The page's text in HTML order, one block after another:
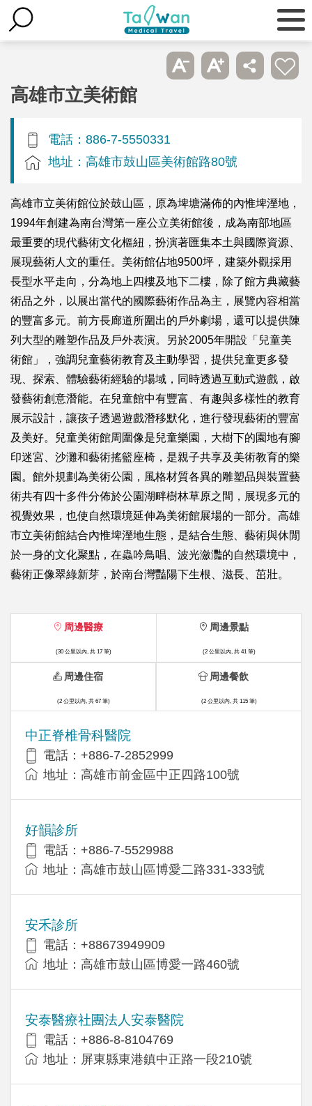
高雄市立美術館
電話：886-7-5550331
地址：高雄市鼓山區美術館路80號
高雄市立美術館位於鼓山區，原為埤塘滿佈的內惟埤溼地，
1994年創建為南台灣第一座公立美術館後，成為南部地區
最重要的現代藝術文化樞紐，扮演著匯集本土與國際資源、
展現藝術人文的重任。美術館佔地9500坪，建築外觀採用
長型水平走向，分為地上四樓及地下二樓，除了館方典藏藝
術品之外，以展出當代的國際藝術作品為主，展覽內容相當
的豐富多元。前方長廊道所圍出的戶外劇場，還可以提供陳
列大型的雕塑作品及戶外表演。另於2005年開設「兒童美
術館」，強調兒童藝術教育及主動學習，提供兒童更多發
現、探索、體驗藝術經驗的場域，同時透過互動式遊戲，啟
發藝術創意潛能。在兒童館中有豐富、有趣與多樣性的教育
展示設計，讓孩子透過遊戲潛移默化，進行發現藝術的豐富
及美好。兒童美術館周圍像是兒童樂園，大樹下的園地有腳
印迷宮、沙灘和藝術搖籃座椅，是親子共享及美術教育的樂
園。館外規劃為美術公園，風格材質各異的雕塑品與裝置藝
術共有四十多件分佈於公園湖畔樹林草原之間，展現多元的
視覺效果，也使自然環境延伸為美術館展場的一部分。高雄
市立美術館結合內惟埤溼地生態，是結合生態、藝術與休閒
於一身的文化聚點，在蟲吟鳥唱、波光瀲灩的自然環境中，
藝術正像翠綠新芽，於南台灣豔陽下生根、滋長、茁壯。
周邊醫療
(30 公里以內, 共 17 筆)
中正脊椎骨科醫院
電話：+886-7-2852999
地址：高雄市前金區中正四路100號
好韻診所
電話：+886-7-5529988
地址：高雄市鼓山區博愛二路331-333號
安禾診所
電話：+88673949909
地址：高雄市鼓山區博愛一路460號
安泰醫療社團法人安泰醫院
電話：+886-8-8104769
地址：屏東縣東港鎮中正路一段210號
周邊景點
(2 公里以內, 共 41 筆)
周邊住宿
(2 公里以內, 共 67 筆)
周邊餐飲
(2 公里以內, 共 115 筆)